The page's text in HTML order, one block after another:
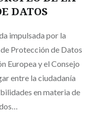
DATOS
impulsada por la
Protección de Datos
Europea y el Consejo
entre la ciudadanía
en materia de